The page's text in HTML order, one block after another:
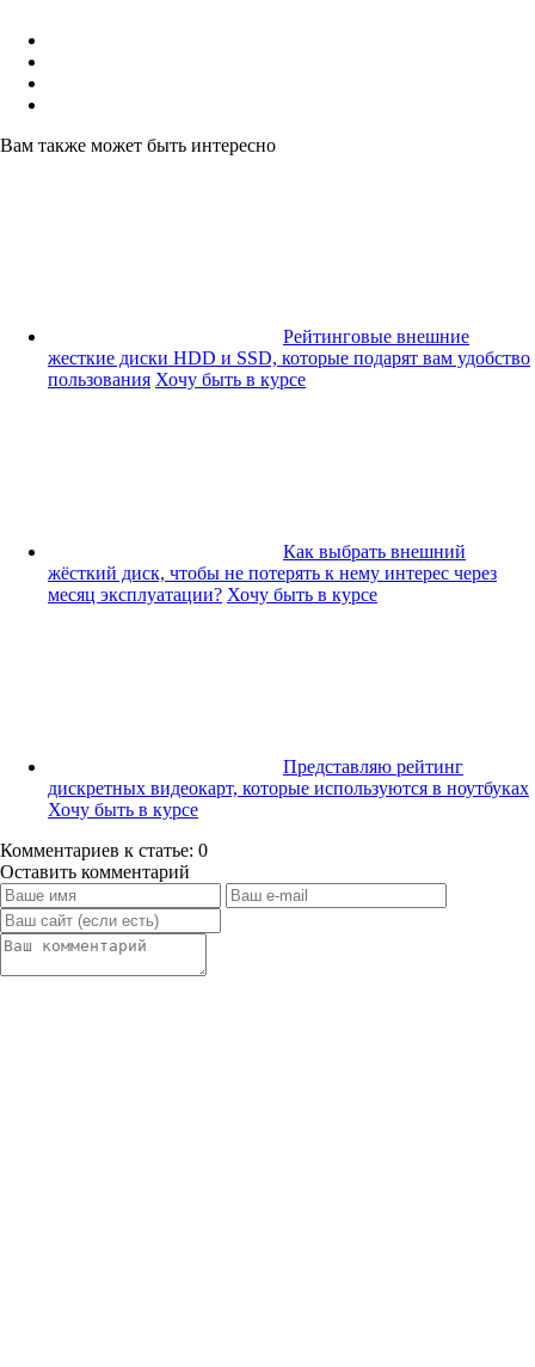
Вам также может быть интересно
Рейтинговые внешние
жесткие диски HDD и SSD, которые подарят вам удобство
пользования Хочу быть в курсе
Как выбрать внешний
жёсткий диск, чтобы не потерять к нему интерес через
месяц эксплуатации? Хочу быть в курсе
Представляю рейтинг
дискретных видеокарт, которые используются в ноутбуках
Хочу быть в курсе
Комментариев к статье: 0
Оставить комментарий